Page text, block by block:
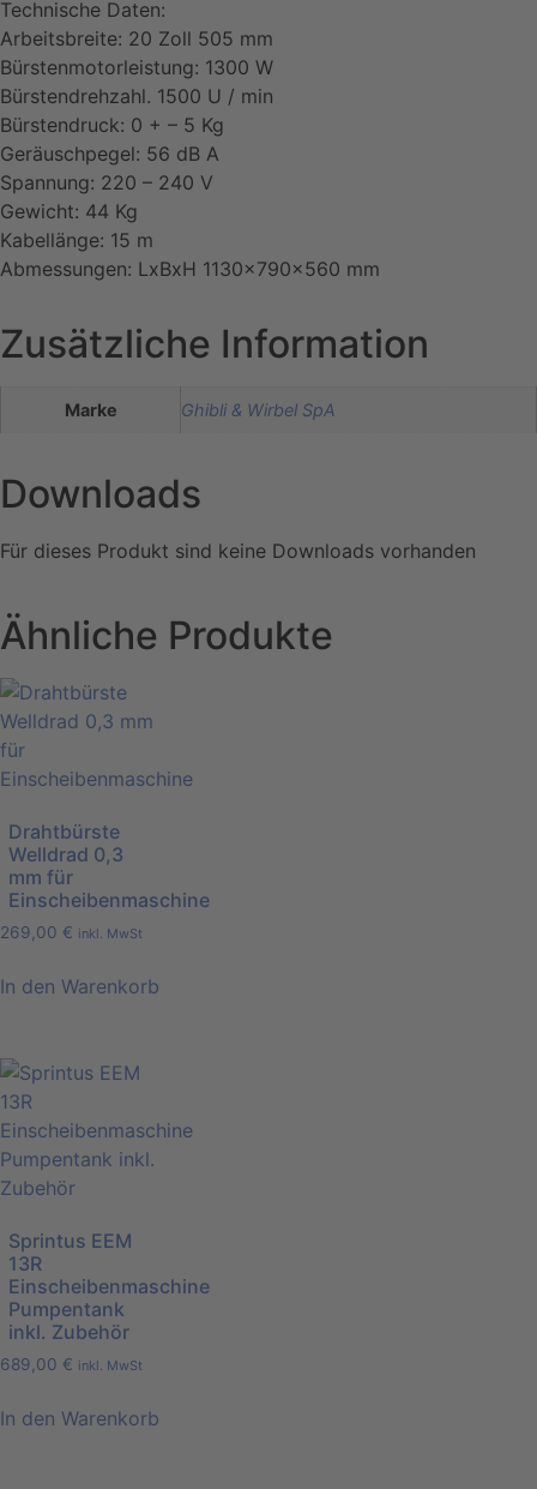
Technische Daten:
Arbeitsbreite: 20 Zoll 505 mm
Bürstenmotorleistung: 1300 W
Bürstendrehzahl. 1500 U / min
Bürstendruck: 0 + – 5 Kg
Geräuschpegel: 56 dB A
Spannung: 220 – 240 V
Gewicht: 44 Kg
Kabellänge: 15 m
Abmessungen: LxBxH 1130x790x560 mm
Zusätzliche Information
Marke Ghibli & Wirbel SpA
Downloads
Für dieses Produkt sind keine Downloads vorhanden
Ähnliche Produkte
Drahtbürste
Welldrad 0,3
mm für
Einscheibenmaschine
269,00 € inkl. MwSt
In den Warenkorb
Sprintus EEM
13R
Einscheibenmaschine
Pumpentank
inkl. Zubehör
689,00 € inkl. MwSt
In den Warenkorb